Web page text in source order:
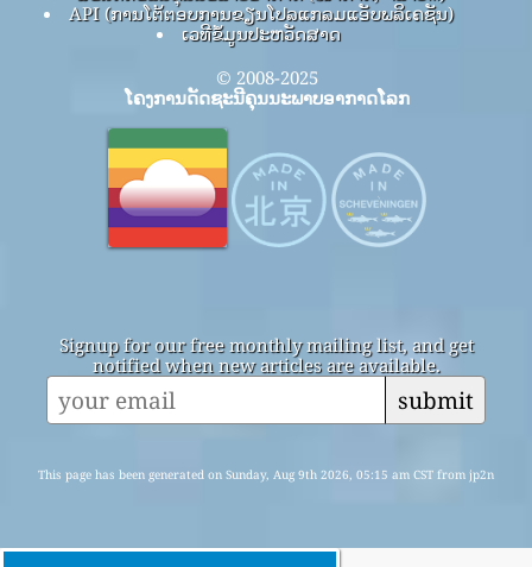
API (ການໂຕ້ຕອບການຂຽນໂປລແກລມແອັບພລິເຄຊັນ)
ເວທີຂໍ້ມູນປະຫວັດສາດ
© 2008-2025
ໂຄງການດັດຊະນີຄຸນນະພາບອາກາດໂລກ
Signup for our free monthly mailing list, and get
notified when new articles are available.
submit
This page has been generated on Sunday, Aug 9th 2026, 05:15 am CST from jp2n